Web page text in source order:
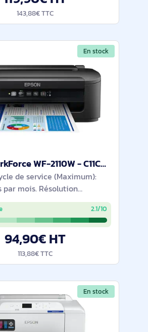
143,88€ TTC
En stock
Epson WorkForce WF-2110W - C11CK92402
de service (Maximum):
par mois. Résolution
x 1440 DPI. Taille de
A ISO maximum: A4.
(noir, qualité
US
2.1/10
94,90€ HT
113,88€ TTC
En stock